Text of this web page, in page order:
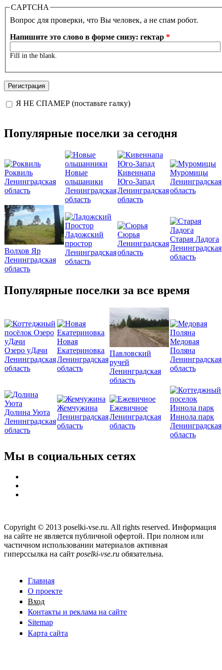
CAPTCHA
Вопрос для проверки, что Вы человек, а не спам робот.
Напишите это слово в форме снизу: гектар *
Fill in the blank.
Я НЕ СПАМЕР (поставьте галку)
Популярные поселки за сегодня
Роквиль
Ленинградская
область
Новые
ольшаники
Ленинградская
область
Кивеннапа
Юго-Запад
Ленинградская
область
Муромицы
Ленинградская
область
Волхов Яр
Ленинградская
область
Ладожский
простор
Ленинградская
область
Сюрья
Ленинградская
область
Старая Ладога
Ленинградская
область
Популярные поселки за все время
Озеро уДачи
Ленинградская
область
Новая
Екатериновка
Ленинградская
область
Павловский
ручей
Ленинградская
область
Медовая
Поляна
Ленинградская
область
Долина Уюта
Ленинградская
область
Жемчужина
Ленинградская
область
Ежевичное
Ленинградская
область
Иннола парк
Ленинградская
область
Мы в социальных сетях
Copyright © 2013 poselki-vse.ru. All rights reserved. Информация
на сайте не является публичной офертой. При полном или
частичном использовании материалов активная
гиперссылка на сайт poselki-vse.ru​ обязательна.
Главная
О проекте
Вход
Контакты и реклама на сайте
Sitemap
Карта сайта